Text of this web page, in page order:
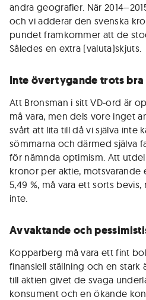
andra geografier. När
och vi adderar den svenska
pundet framkommer att de
Således en extra (valuta)skjuts.
Inte övertygande trots
Att Bronsman i sitt VD-ord är
må vara, men dels vore inget
svårt att lita till då vi själva inte
sömmarna och därmed själva
för nämnda optimism. Att
kronor per aktie, motsvarande
5,49 %, må vara ett sorts
inte.
Avvaktande och
Kopparberg må vara ett fint
finansiell ställning och en stark
till aktien givet de svaga
konsument och en ökande